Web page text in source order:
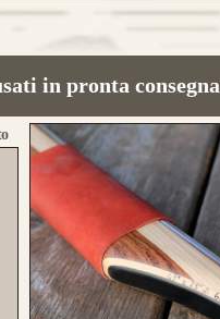
in pronta consegna